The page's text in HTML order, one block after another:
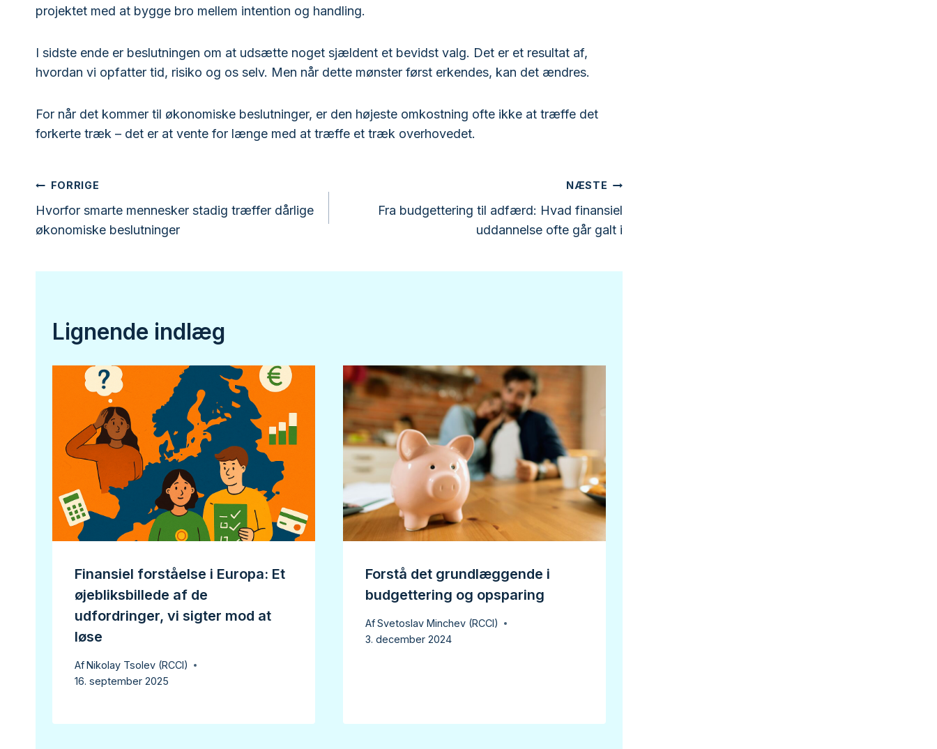
projektet med at bygge bro mellem intention og handling.
I sidste ende er beslutningen om at udsætte noget sjældent et bevidst valg. Det er et resultat af,
hvordan vi opfatter tid, risiko og os selv. Men når dette mønster først erkendes, kan det ændres.
For når det kommer til økonomiske beslutninger, er den højeste omkostning ofte ikke at træffe det
forkerte træk – det er at vente for længe med at træffe et træk overhovedet.
Indlægsnavigation
FORRIGE
Hvorfor smarte mennesker stadig træffer dårlige
økonomiske beslutninger
NÆSTE
Fra budgettering til adfærd: Hvad finansiel
uddannelse ofte går galt i
Lignende indlæg
Finansiel forståelse i Europa: Et
øjebliksbillede af de
udfordringer, vi sigter mod at
løse
AfNikolay Tsolev (RCCI)
16. september 2025
Forstå det grundlæggende i
budgettering og opsparing
AfSvetoslav Minchev (RCCI)
3. december 2024